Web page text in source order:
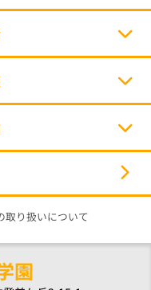
取り扱いについて
園